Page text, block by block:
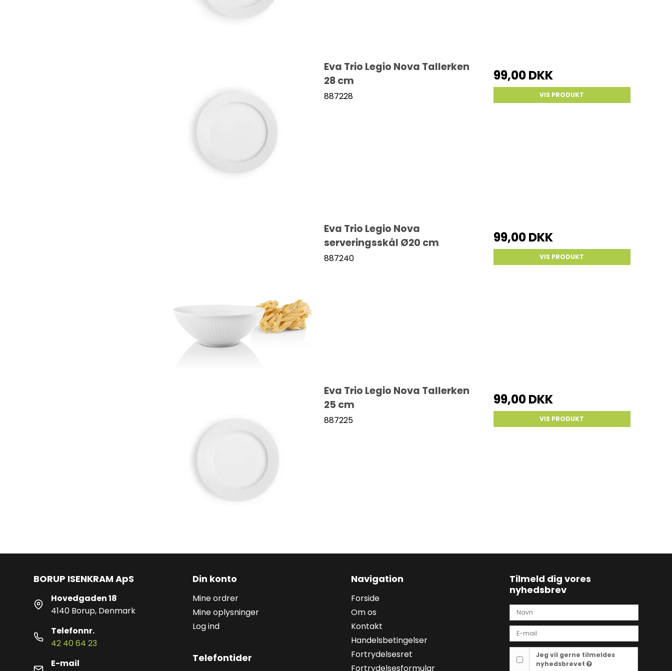
Eva Trio Legio Nova Tallerken
28 cm
887228
99,00 DKK
VIS PRODUKT
Eva Trio Legio Nova
serveringsskål Ø20 cm
887240
99,00 DKK
VIS PRODUKT
Eva Trio Legio Nova Tallerken
25 cm
887225
99,00 DKK
VIS PRODUKT
BORUP ISENKRAM ApS
Hovedgaden 18
4140 Borup, Denmark
Telefonnr.
42 40 64 23
E-mail
Din konto
Mine ordrer
Mine oplysninger
Log ind
Telefontider
Navigation
Forside
Om os
Kontakt
Handelsbetingelser
Fortrydelsesret
Fortrydelsesformular
Tilmeld dig vores
nyhedsbrev
Jeg vil gerne tilmeldes
nyhedsbrevet